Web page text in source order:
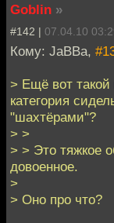
Goblin »
#142 | 07.04.10
Кому: JaBBa,
> Ещё вот
категория
"шахтёрами"?
> >
> > Это тяжкое
довоенное.
>
> Оно про что?